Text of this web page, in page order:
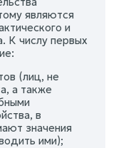
являются
и
К числу первых
(лиц, не
а также
в
значения
ими);